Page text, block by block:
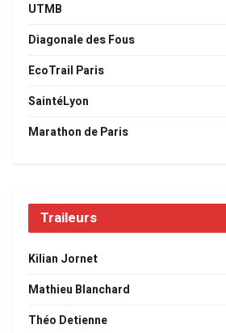
UTMB
Diagonale des Fous
EcoTrail Paris
SaintéLyon
Marathon de Paris
Traileurs
Kilian Jornet
Mathieu Blanchard
Théo Detienne